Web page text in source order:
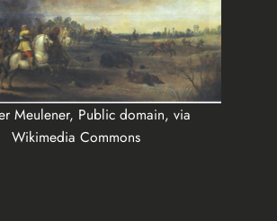
Meulener, Public domain, via
Wikimedia Commons